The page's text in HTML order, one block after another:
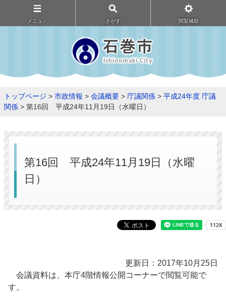
メニュ－ さがす 閲覧補助
トップページ > 市政情報 > 会議概要 > 庁議関係 > 平成24年度 庁議
関係 > 第16回 平成24年11月19日（水曜日）
第16回 平成24年11月19日（水曜
日）
更新日：2017年10月25日
会議資料は、本庁4階情報公開コーナーで閲覧可能で
す。